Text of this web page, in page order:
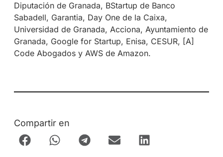
Diputación de Granada, BStartup de Banco
Sabadell, Garantia, Day One de la Caixa,
Universidad de Granada, Acciona, Ayuntamiento de
Granada, Google for Startup, Enisa, CESUR, [A]
Code Abogados y AWS de Amazon.
Compartir en